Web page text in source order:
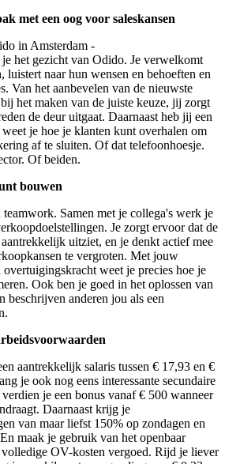
met een oog voor saleskansen
in Amsterdam -
het gezicht van Odido. Je verwelkomt
luistert naar hun wensen en behoeften en
Van het aanbevelen van de nieuwste
het maken van de juiste keuze, jij zorgt
de deur uitgaat. Daarnaast heb jij een
je hoe je klanten kunt overhalen om
af te sluiten. Of dat telefoonhoesje.
Of beiden.
bouwen
Samen met je collega's werk je
Je zorgt ervoor dat de
uitziet, en je denkt actief mee
te vergroten. Met jouw
weet je precies hoe je
Ook ben je goed in het oplossen van
beschrijven anderen jou als een
aantrekkelijk salaris tussen € 17,93 en €
je ook nog eens interessante secundaire
je een bonus vanaf € 500 wanneer
Daarnaast krijg je
van maar liefst 150% op zondagen en
maak je gebruik van het openbaar
OV-kosten vergoed. Rijd je liever